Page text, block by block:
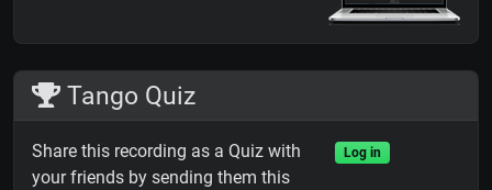
Tango Quiz
Share this recording as a Quiz with
your friends by sending them this
Log in